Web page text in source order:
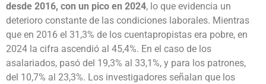
desde 2016, con un pico en 2024, lo que evidencia un
deterioro constante de las condiciones laborales. Mientras
que en 2016 el 31,3% de los cuentapropistas era pobre, en
2024 la cifra ascendió al 45,4%. En el caso de los
asalariados, pasó del 19,3% al 33,1%, y para los patrones,
del 10,7% al 23,3%. Los investigadores señalan que los